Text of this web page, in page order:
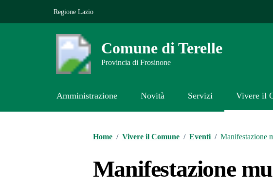
Regione Lazio
Comune di Terelle
Provincia di Frosinone
Amministrazione Novità Servizi Vivere il
Home / Vivere il Comune / Eventi / Manifestazione
Manifestazione